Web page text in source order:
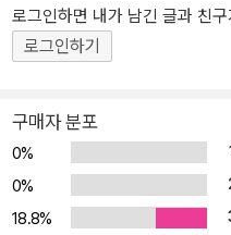
너지인지, 비싼 에너지인지 논
경제적으로 면밀히 따져보고
스 배출부터 방사능까지 하나하
원전이 화력 발전이 주도하는
좋은 대안이 되는지, 원전을 대
다. 5장에서는 원전이 사회적
니다. 이번 개정판에서는 표지의 교체와 함께 책에 실린 각종 그래프
로그인하면 내가 남긴 글과 친
로그인하기
구매자 분포
0%
0%
18.8%